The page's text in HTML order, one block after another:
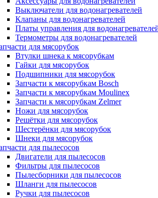
Выключатели для водонагревателей
Клапаны для водонагревателей
Платы управления для
Термометры для водонагревателей
для мясорубок
Втулки шнека к мясорубкам
Гайки для мясорубок
Подшипники для мясорубок
Запчасти к мясорубкам Bosch
Запчасти к мясорубкам Moulinex
Запчасти к мясорубкам Zelmer
Ножи для мясорубок
Решётки для мясорубок
Шестерёнки для мясорубок
Шнеки для мясорубок
для пылесосов
Двигатели для пылесосов
Фильтры для пылесосов
Пылесборники для пылесосов
Шланги для пылесосов
Ручки для пылесосов